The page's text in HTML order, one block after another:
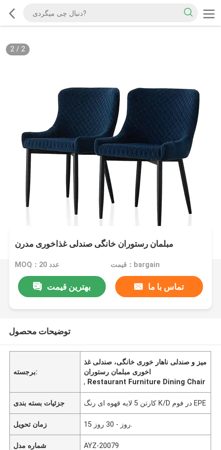
2/ 2
مبلمان رستوران خانگی صندلی غذاخوری مدرن
MOQ：20 عدد قیمت：bargain
بهترین قیمت تماس با ما
توضیحات محصول
برجسته:
میز و صندلی ناهار خوری خانگی، صندلی غذ
اخوری مبلمان رستوران
, Restaurant Furniture Dining Chair
جزئیات بسته بندی کارتن 5 لایه قهوه ای رنگ K/D در فوم EPE
زمان تحویل
شماره مدل AYZ-20079